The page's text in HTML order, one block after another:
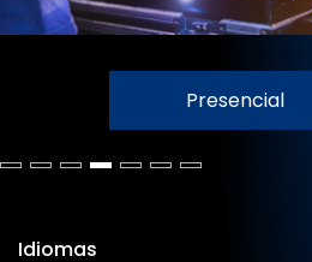
Presencial
Idiomas